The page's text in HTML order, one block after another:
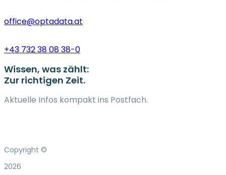
office@optadata.at
+43 732 38 08 38-0
Wissen, was zählt:
Zur richtigen Zeit.
Aktuelle Infos kompakt ins Postfach.
Copyright ©
2026